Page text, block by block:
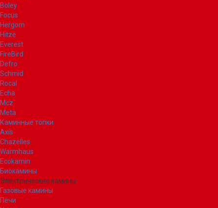
Boley
Focus
Hergom
Hitze
Everest
FireBird
Defro
Schmid
Rocal
Echa
Mcz
Meta
Каминные топки
Axis
Chazelles
Warmhaus
Ecokamin
Биокамины
Электрические камины
Газовые камины
Печи